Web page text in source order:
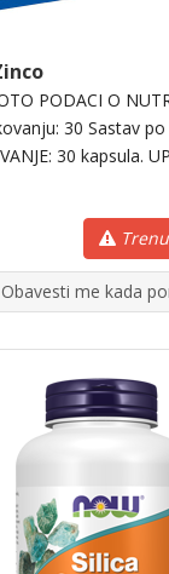
PODACI O
30 Sastav
30 kapsula.
Obavesti me kada